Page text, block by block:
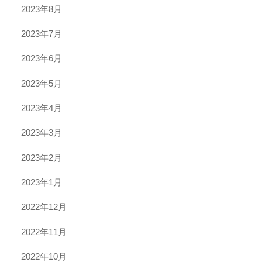
2023年8月
2023年7月
2023年6月
2023年5月
2023年4月
2023年3月
2023年2月
2023年1月
2022年12月
2022年11月
2022年10月